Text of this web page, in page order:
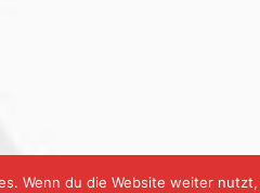
Wenn du die Website weiter